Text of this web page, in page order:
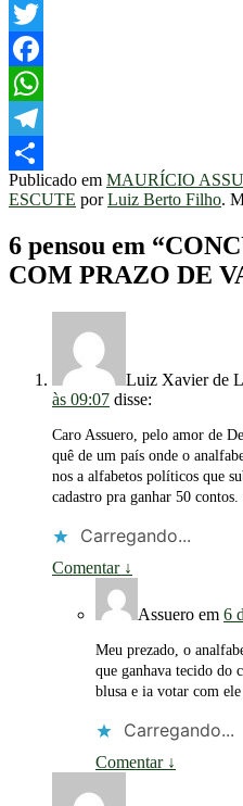
Twitter
Facebook
WhatsApp
Telegram
Share
Publicado em MAURÍCIO
ESCUTE porLuiz Berto Filho.
6 pensou em “
COM PRAZO DE
Luiz Xavier de
às 09:07 disse:
Caro Assuero, pelo amor de
quê de um país onde o
nos a alfabetos políticos que
cadastro pra ganhar 50 contos.
Carregando...
Comentar ↓
Assuero em 6
Meu prezado, o
que ganhava tecido do
blusa e ia votar com
Carregando...
Comentar ↓